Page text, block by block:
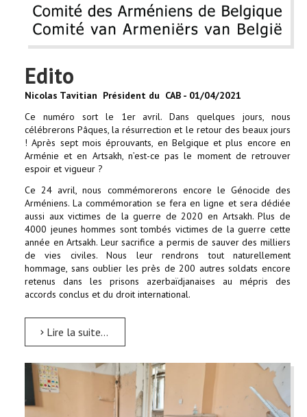
Edito
Nicolas Tavitian Président du CAB - 01/04/2021
Ce numéro sort le 1er avril. Dans quelques jours, nous
célébrerons Pâques, la résurrection et le retour des beaux jours
! Après sept mois éprouvants, en Belgique et plus encore en
Arménie et en Artsakh, n’est-ce pas le moment de retrouver
espoir et vigueur ?
Ce 24 avril, nous commémorerons encore le Génocide des
Arméniens. La commémoration se fera en ligne et sera dédiée
aussi aux victimes de la guerre de 2020 en Artsakh. Plus de
4000 jeunes hommes sont tombés victimes de la guerre cette
année en Artsakh. Leur sacrifice a permis de sauver des milliers
de vies civiles. Nous leur rendrons tout naturellement
hommage, sans oublier les près de 200 autres soldats encore
retenus dans les prisons azerbaïdjanaises au mépris des
accords conclus et du droit international.
Lire la suite...